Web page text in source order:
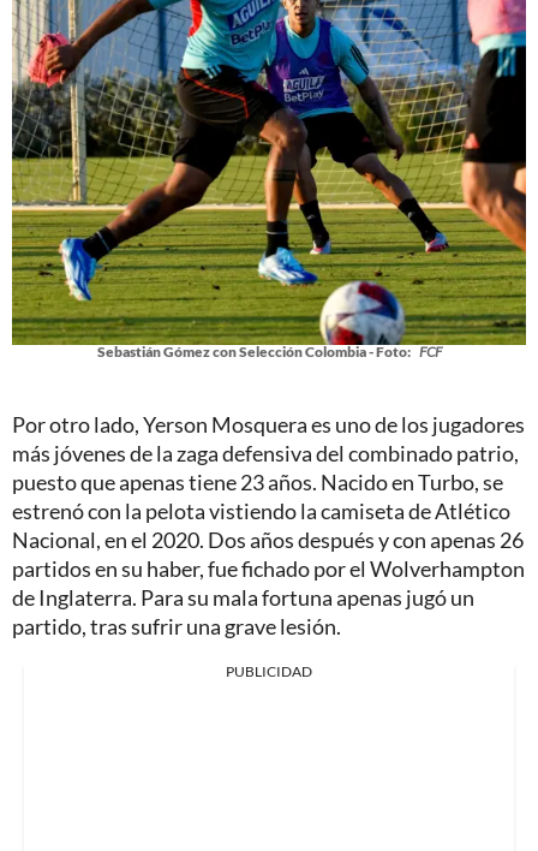
Sebastián Gómez con Selección Colombia - Foto: FCF
Por otro lado, Yerson Mosquera es uno de los jugadores
más jóvenes de la zaga defensiva del combinado patrio,
puesto que apenas tiene 23 años. Nacido en Turbo, se
estrenó con la pelota vistiendo la camiseta de Atlético
Nacional, en el 2020. Dos años después y con apenas 26
partidos en su haber, fue fichado por el Wolverhampton
de Inglaterra. Para su mala fortuna apenas jugó un
partido, tras sufrir una grave lesión.
PUBLICIDAD